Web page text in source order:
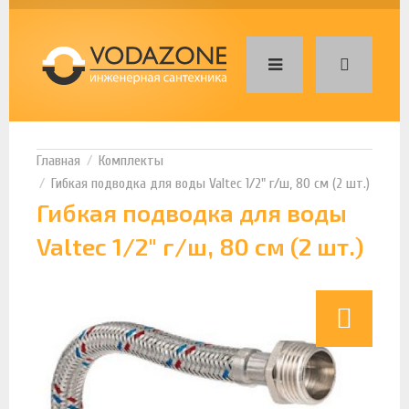
Комплекты
Гибкая подводка для воды Valtec 1/2" г/ш, 80 см (2 шт.)
Гибкая подводка для воды
Valtec 1/2" г/ш, 80 см (2 шт.)